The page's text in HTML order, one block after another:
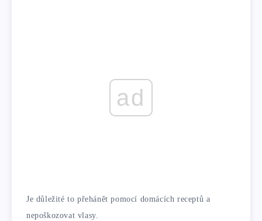
ad
Je důležité to přehánět pomocí domácích receptů a
nepoškozovat vlasy.